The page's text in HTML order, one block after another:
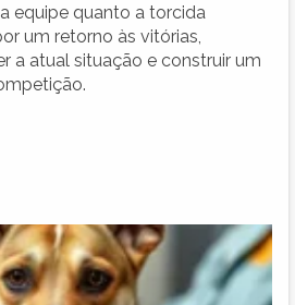
equipe quanto a torcida
um retorno às vitórias,
a atual situação e construir um